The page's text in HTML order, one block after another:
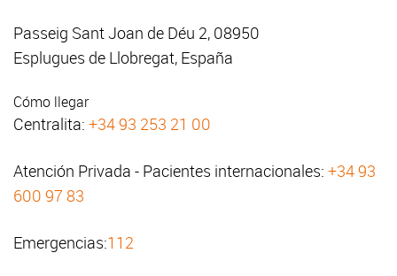
Passeig Sant Joan de Déu 2, 08950
Esplugues de Llobregat, España
Cómo llegar
Centralita: +34 93 253 21 00
Atención Privada - Pacientes internacionales: +34 93
600 97 83
Emergencias:112